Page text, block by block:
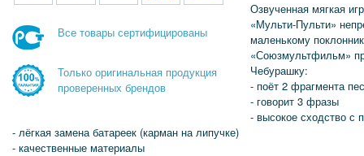
Все товары сертифицированы
Только оригинальная продукция
проверенных брендов
Озвученная мягкая
«Мульти-Пульти»
маленькому
«Союзмультфильм»
Чебурашку:
- поёт 2 фрагмента
- говорит 3 фразы
- высокое сходство с
- лёгкая замена батареек (карман на липучке)
- качественные материалы